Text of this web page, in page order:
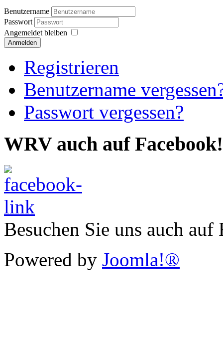
Benutzername
Passwort
Angemeldet bleiben
Anmelden
Registrieren
Benutzername
Passwort vergessen?
WRV auch auf Facebook!
Besuchen Sie uns auch auf
Powered by Joomla!®